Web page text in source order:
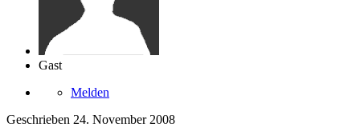
Gast
Melden
Geschrieben 24. November 2008